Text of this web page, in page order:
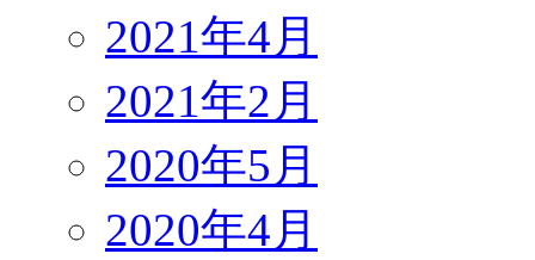
2021年4月
2021年2月
2020年5月
2020年4月